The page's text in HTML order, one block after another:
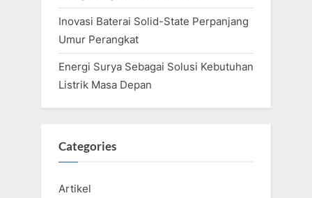
Inovasi Baterai Solid-State Perpanjang
Umur Perangkat
Energi Surya Sebagai Solusi Kebutuhan
Listrik Masa Depan
Categories
Artikel